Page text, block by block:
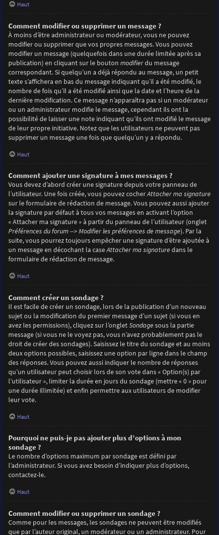
Haut
Comment modifier ou supprimer un message ?
À moins d’être administrateur ou modérateur, vous ne pouvez
modifier ou supprimer que vos propres messages. Vous pouvez
modifier un message (quelquefois dans une durée limitée après sa
publication) en cliquant sur le bouton modifierdu message
correspondant. Si quelqu’un a déjà répondu au message, un petit
texte s’affichera en bas du message indiquant qu’il a été modifié, le
nombre de fois qu’il a été modifié ainsi que la date et l’heure de la
dernière modification. Ce message n’apparaîtra pas si un modérateur
ou un administrateur modifie le message, cependant ils ont la
possibilité de laisser une note indiquant qu’ils ont modifié le message
de leur propre initiative. Notez que les utilisateurs ne peuvent pas
supprimer un message une fois que quelqu’un y a répondu.
Haut
Comment ajouter une signature à mes messages ?
Vous devez d’abord créer une signature depuis votre panneau de
l’utilisateur. Une fois créée, vous pouvez cocherAttacher ma signature
sur le formulaire de rédaction de message. Vous pouvez aussi ajouter
la signature par défaut à tous vos messages en activant l’option
« Attacher ma signature » à partir du panneau de l’utilisateur (onglet
Préférences du forum --> Modifier les préférences de message). Par la
suite, vous pourrez toujours empêcher une signature d’être ajoutée à
un message en décochant la caseAttacher ma signaturedans le
formulaire de rédaction de message.
Haut
Comment créer un sondage ?
Il est facile de créer un sondage, lors de la publication d’un nouveau
sujet ou la modification du premier message d’un sujet (si vous en
avez les permissions), cliquez sur l’ongletSondagesous la partie
message (si vous ne le voyez pas, vous n’avez probablement pas le
droit de créer des sondages). Saisissez le titre du sondage et au moins
deux options possibles, saisissez une option par ligne dans le champ
des réponses. Vous pouvez aussi indiquer le nombre de réponses
qu’un utilisateur peut choisir lors de son vote dans « Option(s) par
l’utilisateur », limiter la durée en jours du sondage (mettre « 0 » pour
une durée illimitée) et enfin permettre aux utilisateurs de modifier
leur vote.
Haut
Pourquoi ne puis-je pas ajouter plus d’options à mon
sondage ?
Le nombre d’options maximum par sondage est défini par
l’administrateur. Si vous avez besoin d’indiquer plus d’options,
contactez-le.
Haut
Comment modifier ou supprimer un sondage ?
Comme pour les messages, les sondages ne peuvent être modifiés
que par l’auteur original, un modérateur ou un administrateur. Pour